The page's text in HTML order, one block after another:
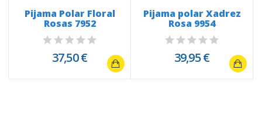
Pijama Polar Floral
Rosas 7952
37,50 €
Pijama polar Xadrez
Rosa 9954
39,95 €